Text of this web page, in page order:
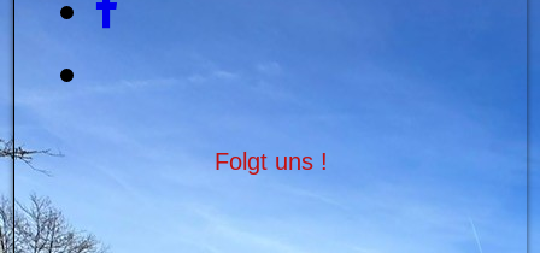
Folgt uns !